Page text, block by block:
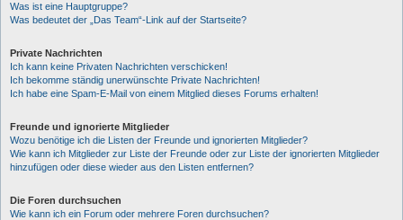
Was ist eine Hauptgruppe?
Was bedeutet der „Das Team“-Link auf der Startseite?
Private Nachrichten
Ich kann keine Privaten Nachrichten verschicken!
Ich bekomme ständig unerwünschte Private Nachrichten!
Ich habe eine Spam-E-Mail von einem Mitglied dieses Forums erhalten!
Freunde und ignorierte Mitglieder
Wozu benötige ich die Listen der Freunde und ignorierten Mitglieder?
Wie kann ich Mitglieder zur Liste der Freunde oder zur Liste der ignorierten Mitglieder
hinzufügen oder diese wieder aus den Listen entfernen?
Die Foren durchsuchen
Wie kann ich ein Forum oder mehrere Foren durchsuchen?